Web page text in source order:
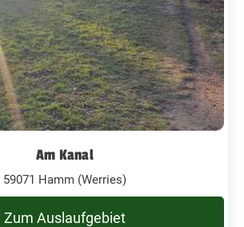
Am Kanal
59071 Hamm (Werries)
Zum Auslaufgebiet